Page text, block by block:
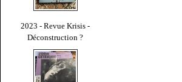
2023 - Revue Krisis -
Déconstruction ?